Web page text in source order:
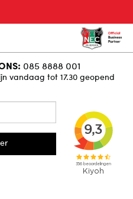
085 8888 001
vandaag tot 17.30 geopend